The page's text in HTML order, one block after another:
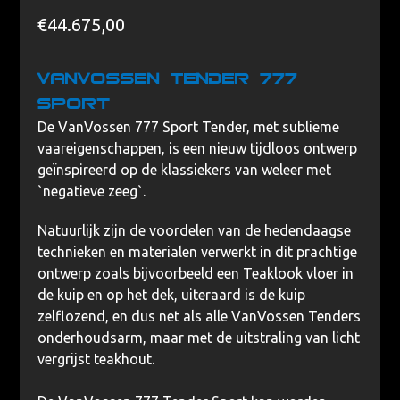
€44.675,00
VanVossen Tender 777
Sport
De VanVossen 777 Sport Tender, met sublieme
vaareigenschappen, is een nieuw tijdloos ontwerp
geïnspireerd op de klassiekers van weleer met
`negatieve zeeg`.
Natuurlijk zijn de voordelen van de hedendaagse
technieken en materialen verwerkt in dit prachtige
ontwerp zoals bijvoorbeeld een Teaklook vloer in
de kuip en op het dek, uiteraard is de kuip
zelflozend, en dus net als alle VanVossen Tenders
onderhoudsarm, maar met de uitstraling van licht
vergrijst teakhout.